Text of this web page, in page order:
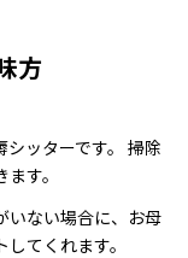
方
ッターです。 掃除
す。
いない場合に、お母
てくれます。